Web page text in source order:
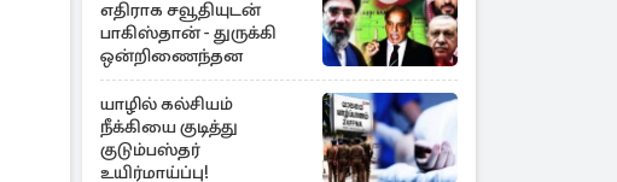
எதிராக சவூதியுடன்
பாகிஸ்தான் - துருக்கி
ஒன்றிணைந்தன
யாழில் கல்சியம்
நீக்கியை குடித்து
குடும்பஸ்தர்
உயிர்மாய்ப்பு!